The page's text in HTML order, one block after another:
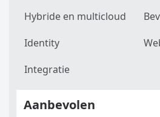
Aanbevolen
Hybride en multicloud
Identity
Integratie